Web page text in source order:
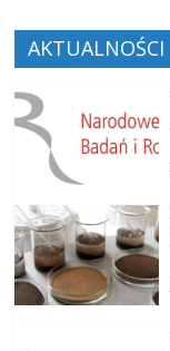
AKTUALNOŚCI